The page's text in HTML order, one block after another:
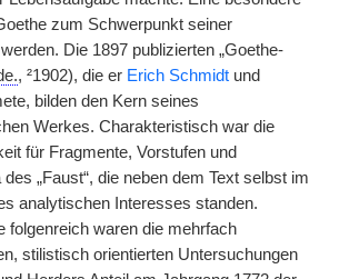
zum Schwerpunkt seiner
Die 1897 publizierten „Goethe-
, ²1902), die er Erich Schmidt und
bilden den Kern seines
Werkes. Charakteristisch war die
für Fragmente, Vorstufen und
des „Faust“, die neben dem Text selbst im
analytischen Interesses standen.
folgenreich waren die mehrfach
stilistisch orientierten Untersuchungen